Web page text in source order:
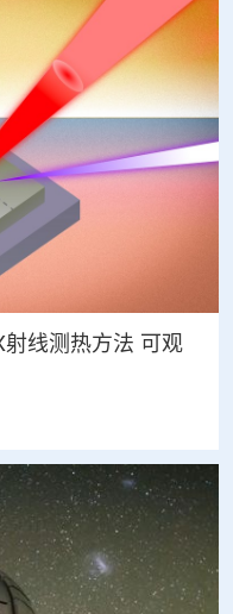
线测热方法 可观